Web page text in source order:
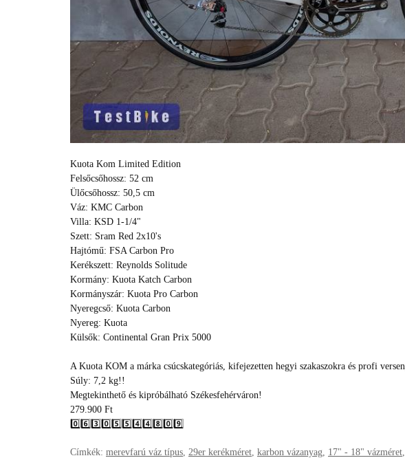
Kuota Kom Limited Edition
Felsőcsőhossz: 52 cm
Ülőcsőhossz: 50,5 cm
Váz: KMC Carbon
Villa: KSD 1-1/4"
Szett: Sram Red 2x10's
Hajtómű: FSA Carbon Pro
Kerékszett: Reynolds Solitude
Kormány: Kuota Katch Carbon
Kormányszár: Kuota Pro Carbon
Nyeregcső: Kuota Carbon
Nyereg: Kuota
Külsők: Continental Gran Prix 5000
A Kuota KOM a márka csúcskategóriás, kifejezetten hegyi szakaszokra és profi
Súly: 7,2 kg!!
Megtekinthető és kipróbálható Székesfehérváron!
279.900 Ft
0️⃣6️⃣3️⃣0️⃣5️⃣5️⃣4️⃣4️⃣8️⃣0️⃣9️⃣
Címkék: merevfarú váz típus 29er kerékméret karbon vázanyag 17" - 18" vázméret